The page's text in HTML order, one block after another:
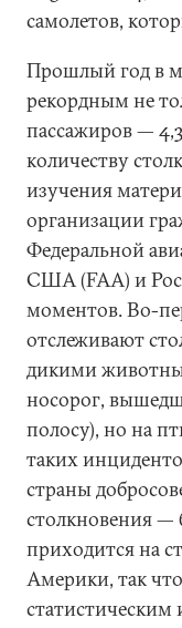
самолетов,
Прошлый год в
рекордным не
пассажиров —
количеству
изучения
организации
Федеральной
США (FAA) и
моментов. Во-
отслеживают
дикими
носорог,
полосу), но на
таких
страны
столкновения —
приходится на
Америки, так